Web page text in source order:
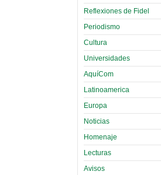
Reflexiones de Fidel
Periodismo
Cultura
Universidades
AquíCom
Latinoamerica
Europa
Noticias
Homenaje
Lecturas
Avisos